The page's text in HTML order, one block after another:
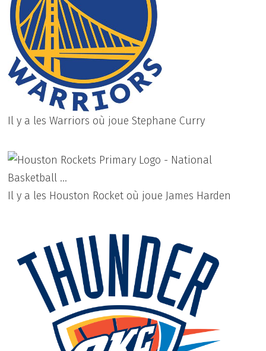
Il y a les Warriors où joue Stephane Curry
Il y a les Houston Rocket où joue James Harden